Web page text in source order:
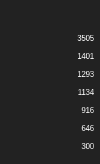
3505
1401
1293
1134
916
646
300